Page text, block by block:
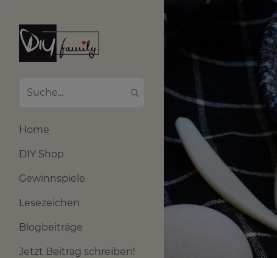
Home
DIY Shop
Gewinnspiele
Lesezeichen
Blogbeiträge
Jetzt Beitrag schreiben!